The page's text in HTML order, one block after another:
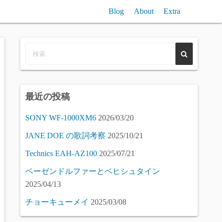
Blog About Extra
べ / Piano (free) Samples Compare
最近の投稿
SONY WF-1000XM6 2026/03/20
JANE DOE の歌詞考察 2025/10/21
Technics EAH-AZ100 2025/07/21
ベーゼンドルファーとベヒシュタイン
2025/04/13
チョーキューメイ 2025/03/08